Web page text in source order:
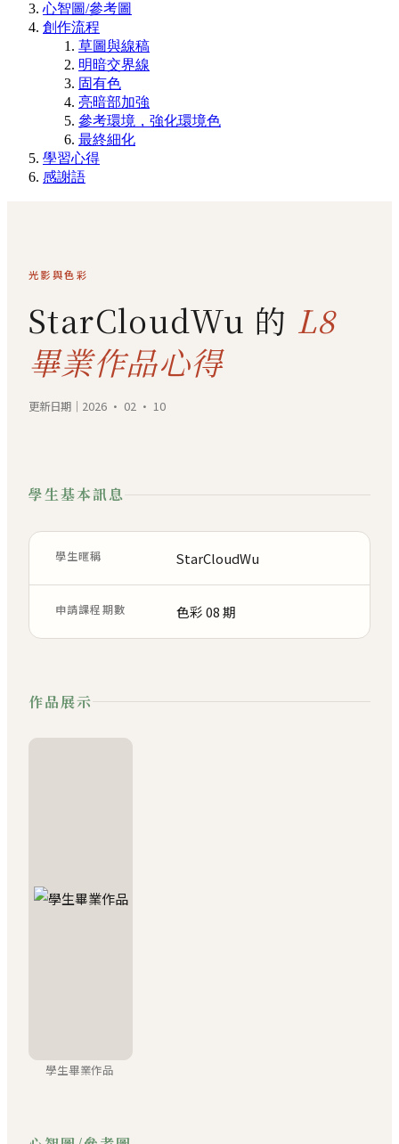
心智圖/參考圖
創作流程
草圖與線稿
明暗交界線
固有色
亮暗部加強
參考環境，強化環境色
最終細化
學習心得
感謝語
光影與色彩
StarCloudWu 的 L8
畢業作品心得
更新日期｜2026 · 02 · 10
學生基本訊息
學生暱稱 StarCloudWu
申請課程期數 色彩 08 期
作品展示
學生畢業作品